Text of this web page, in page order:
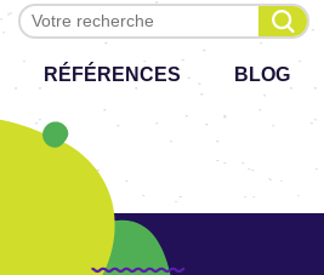
Effectuer une recherche
RÉFÉRENCES BLOG